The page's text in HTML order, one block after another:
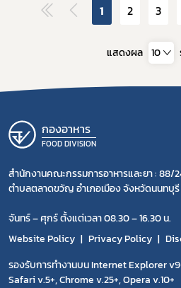
1 2 3
แสดงผล 10
กองอาหาร
FOOD DIVISION
สำนักงานคณะกรรมการอาหารและยา : 88/
ตำบลตลาดขวัญ อำเภอเมือง จังหวัดนนทบุรี
จันทร์ – ศุกร์ ตั้งแต่เวลา 08.30 – 16.30 น.
Website Policy
Privacy Policy
รองรับการทำงานบน Internet Explorer
Safari v.5+, Chrome v.25+, Opera v.10+